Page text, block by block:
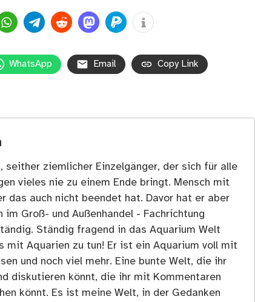
WhatsApp Email Copy Link
seither ziemlicher Einzelgänger, der sich für alle
vieles nie zu einem Ende bringt. Mensch mit
das auch nicht beendet hat. Davor hat er aber
Groß- und Außenhandel - Fachrichtung
Ständig fragend in das Aquarium Welt
mit Aquarien zu tun! Er ist ein Aquarium voll mit
und noch viel mehr. Eine bunte Welt, die ihr
diskutieren könnt, die ihr mit Kommentaren
könnt. Es ist meine Welt, in der Gedanken